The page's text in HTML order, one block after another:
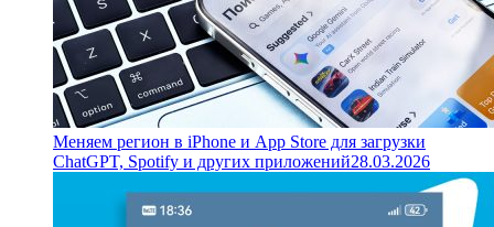
Меняем регион в iPhone и App Store для загрузки
ChatGPT, Spotify и других приложений28.03.2026